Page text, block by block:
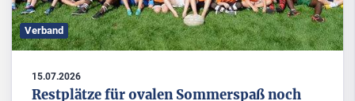
Verband
15.07.2026
Restplätze für ovalen Sommerspaß noch